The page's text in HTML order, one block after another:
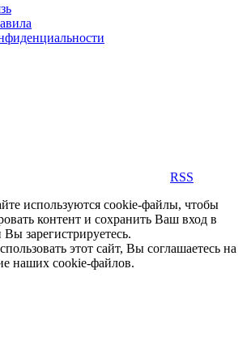
RSS
используются cookie-файлы, чтобы
контент и сохранить Ваш вход в
Вы зарегистрируетесь.
этот сайт, Вы соглашаетесь на
наших cookie-файлов.